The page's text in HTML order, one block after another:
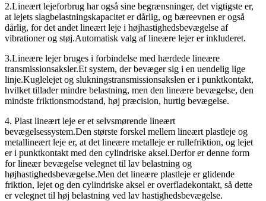
2.Lineært lejeforbrug har også sine begrænsninger, det vigtigste er,
at lejets slagbelastningskapacitet er dårlig, og bæreevnen er også
dårlig, for det andet lineært leje i højhastighedsbevægelse af
vibrationer og støj.Automatisk valg af lineære lejer er inkluderet.
3.Lineære lejer bruges i forbindelse med hærdede lineære
transmissionsaksler.Et system, der bevæger sig i en uendelig lige
linje.Kuglelejet og slukningstransmissionsakslen er i punktkontakt,
hvilket tillader mindre belastning, men den lineære bevægelse, den
mindste friktionsmodstand, høj præcision, hurtig bevægelse.
4. Plast lineært leje er et selvsmørende lineært
bevægelsessystem.Den største forskel mellem lineært plastleje og
metallineært leje er, at det lineære metalleje er rullefriktion, og lejet
er i punktkontakt med den cylindriske aksel.Derfor er denne form
for lineær bevægelse velegnet til lav belastning og
højhastighedsbevægelse.Men det lineære plastleje er glidende
friktion, lejet og den cylindriske aksel er overfladekontakt, så dette
er velegnet til høj belastning ved lav hastighedsbevægelse.